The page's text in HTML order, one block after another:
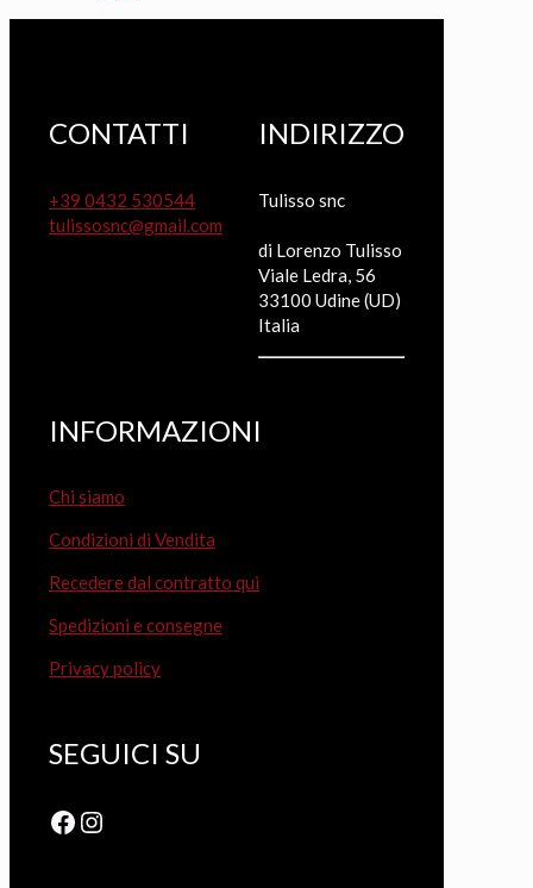
CONTATTI
+39 0432 530544
tulissosnc@gmail.com
INDIRIZZO
Tulisso snc
di Lorenzo Tulisso
Viale Ledra, 56
33100 Udine (UD)
Italia
INFORMAZIONI
Chi siamo
Condizioni di Vendita
Recedere dal contratto qui
Spedizioni e consegne
Privacy policy
SEGUICI SU
Facebook
Instagram